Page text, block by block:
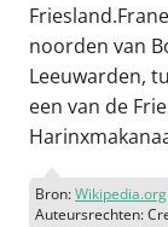
noorden van
Leeuwarden,
een van de
Bron:Wikipedia.org
Auteursrechten: